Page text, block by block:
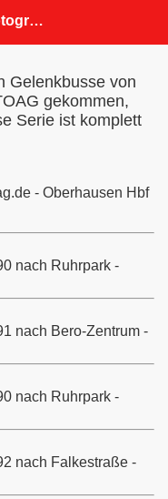
fabians-hobby-fotografien
Gelenkbusse von
gekommen,
Serie ist komplett
- Oberhausen Hbf
nach Ruhrpark -
nach Bero-Zentrum -
nach Ruhrpark -
nach Falkestraße -